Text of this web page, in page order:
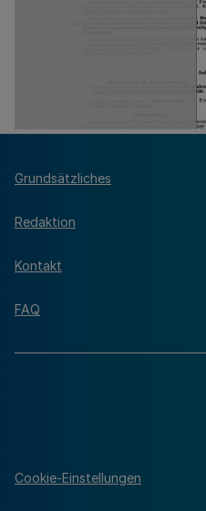
Grundsätzliches
Redaktion
Kontakt
FAQ
Cookie-Einstellungen